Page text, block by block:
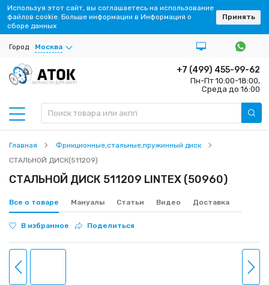
Город Москва
ЗАПЧАСТИ ДЛЯ АКПП
+7 (499) 455-99-62
Пн-Пт 10:00-18:00,
Среда до 16:00
Главная
Фрикционные,стальные,пружинный диск
СТАЛЬНОЙ ДИСК(511209)
СТАЛЬНОЙ ДИСК 511209 LINTEX (50960)
Все о товаре Мануалы Статьи Видео Доставка
В избранное Поделиться
Используя этот сайт, вы соглашаетесь на использование
файлов cookie. Больше информации в Информация о
сборе данных
Принять